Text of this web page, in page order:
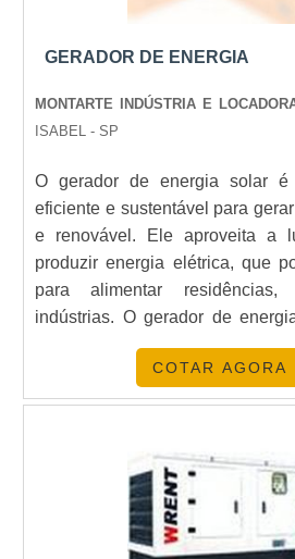
de nossos clientes.
PERGUNTAS
QUAIS SÃO OS
ALUGAR UM
Alugar um gerador oferece
reduzidos e suporte técnico,
segura e contínua.
COMO ESCOLHER
Consulte especialistas da
QUAL É O
LOCAÇÃO DE UM
GERADOR DE ENERGIA
MONTARTE INDÚSTRIA E
ISABEL - SP
O gerador de energia solar é
eficiente e sustentável para
e renovável. Ele aproveita a
produzir energia elétrica, que
para alimentar residências,
indústrias. O gerador de
alternativa econômica e
amigável para gerar energia
pois não emite gases poluentes
solução de baixo custo,
necessidade de manutenção
COTAR AGORA